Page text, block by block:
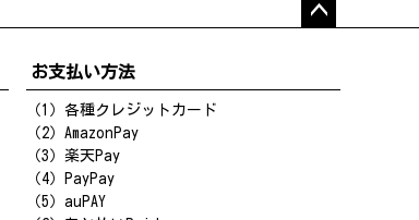
ップ
お支払い方法
（1）各種クレジットカード
（2）AmazonPay
（3）楽天Pay
（4）PayPay
（5）auPAY